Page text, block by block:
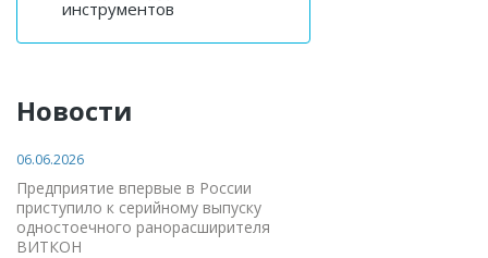
инструментов
Новости
06.06.2026
Предприятие впервые в России
приступило к серийному выпуску
одностоечного ранорасширителя
ВИТКОН